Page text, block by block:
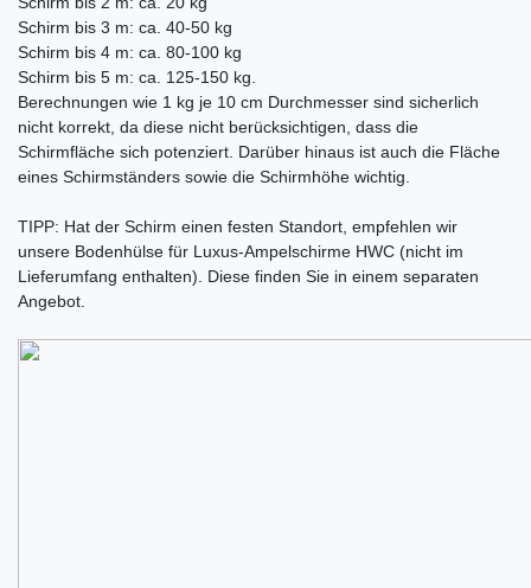
Schirm bis 3 m: ca. 40-50 kg
Schirm bis 4 m: ca. 80-100 kg
Schirm bis 5 m: ca. 125-150 kg.
Berechnungen wie 1 kg je 10 cm Durchmesser sind sicherlich
nicht korrekt, da diese nicht berücksichtigen, dass die
Schirmfläche sich potenziert. Darüber hinaus ist auch die Fläche
eines Schirmständers sowie die Schirmhöhe wichtig.
TIPP: Hat der Schirm einen festen Standort, empfehlen wir
unsere Bodenhülse für Luxus-Ampelschirme HWC (nicht im
Lieferumfang enthalten). Diese finden Sie in einem separaten
Angebot.